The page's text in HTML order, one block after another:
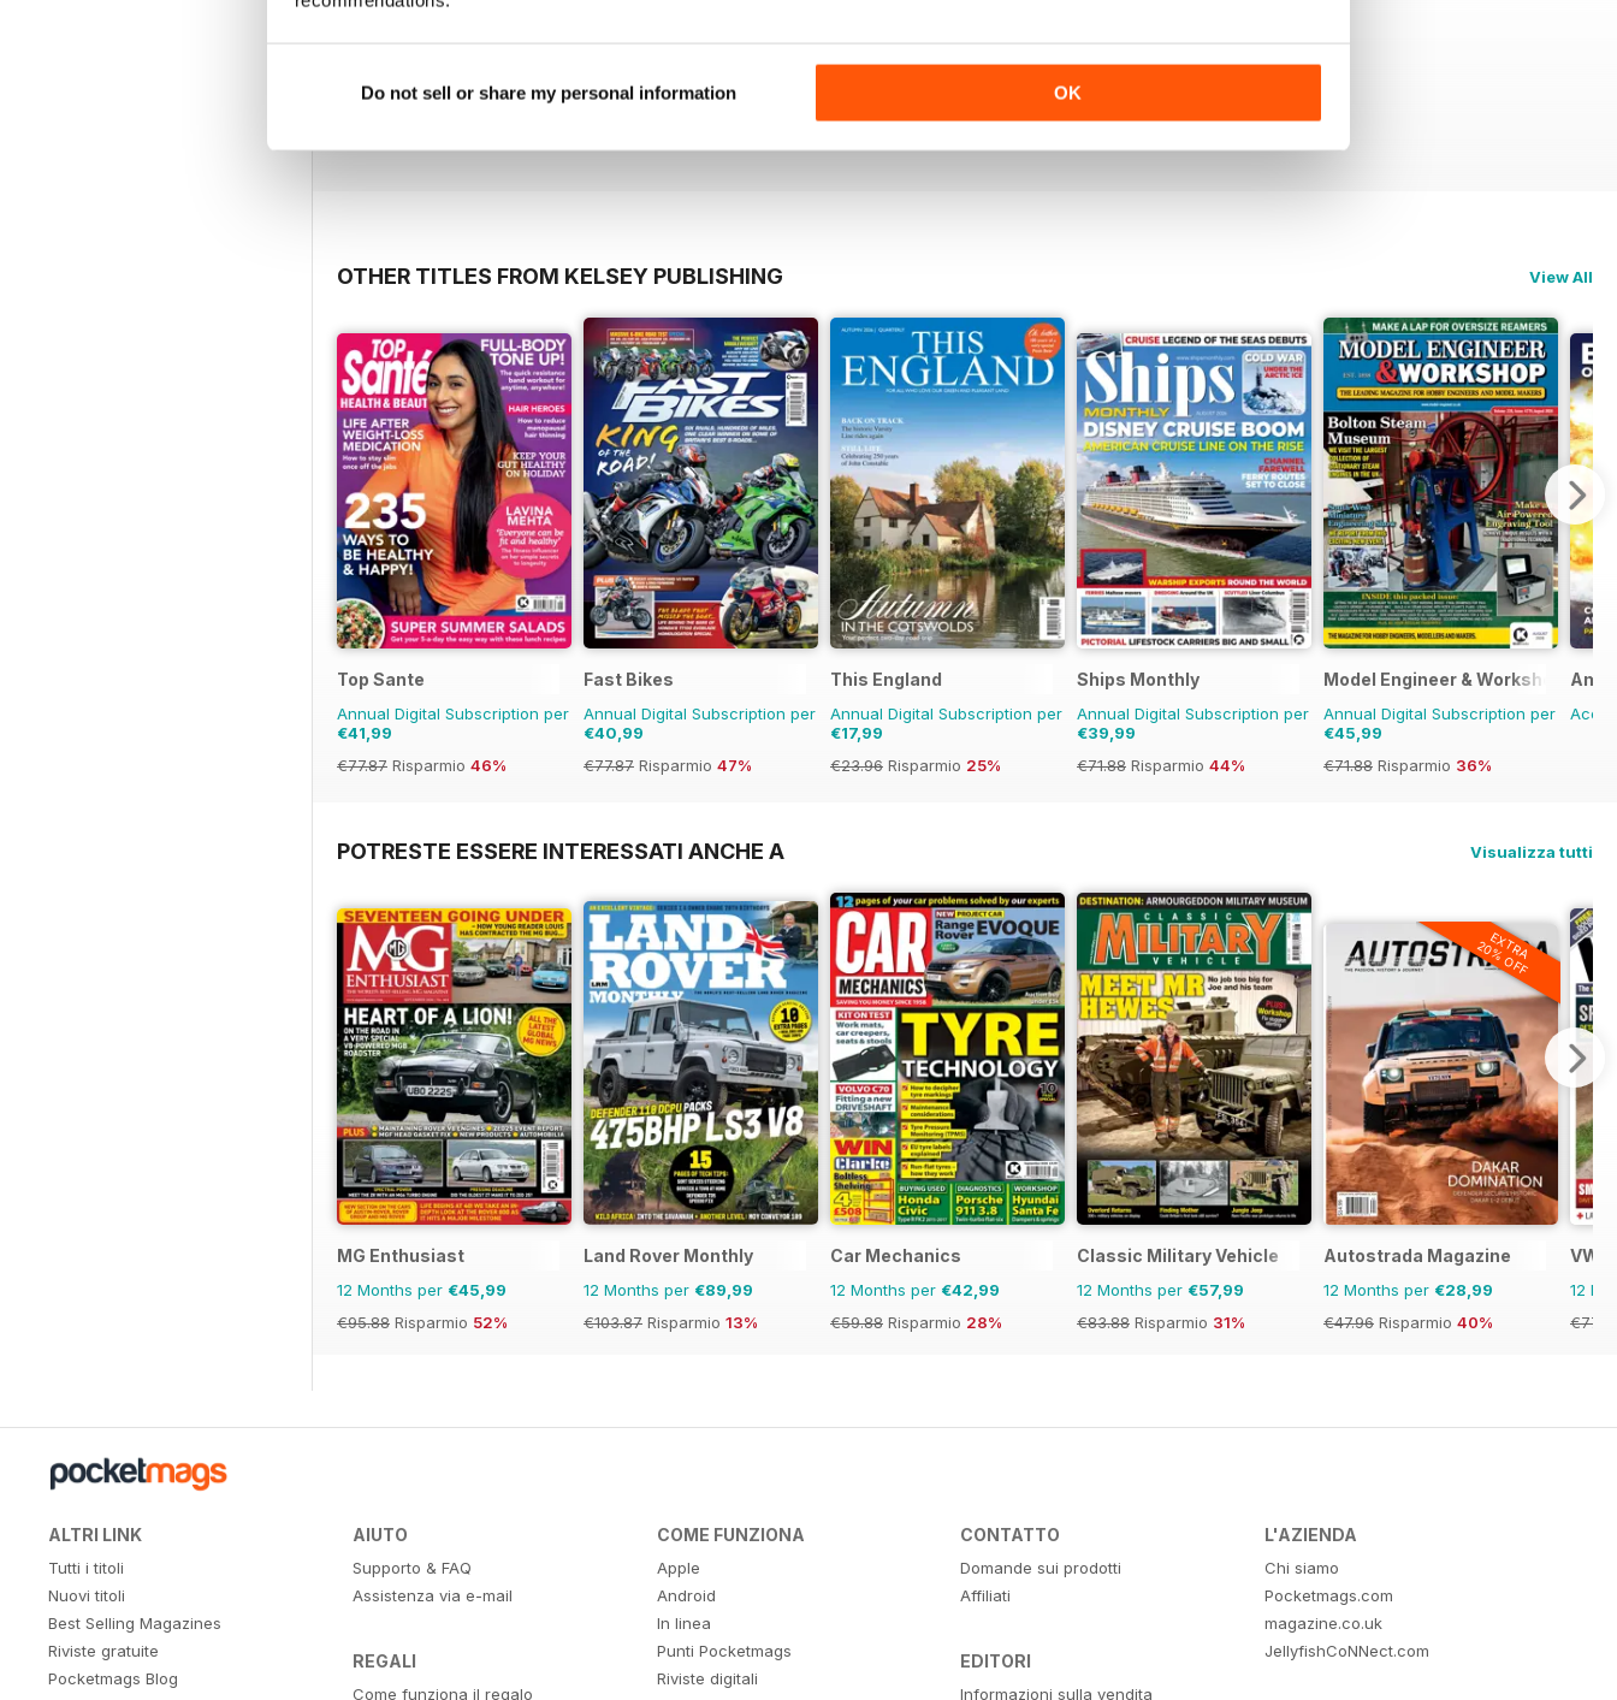
Do not sell or share my personal information OK
Acquista per€10,99
Acquista per€10,99
Issue 1
OTHER TITLES FROM KELSEY PUBLISHING View All
Top Sante
Annual Digital Subscription per
€41,99
€77.87 Risparmio 46%
Fast Bikes
Annual Digital Subscription per
€40,99
€77.87 Risparmio 47%
This England
Annual Digital Subscription per
€17,99
€23.96 Risparmio 25%
Ships Monthly
Annual Digital Subscription per
€39,99
€71.88 Risparmio 44%
Model Engineer & Workshop
Annual Digital Subscription per
€45,99
€71.88 Risparmio 36%
POTRESTE ESSERE INTERESSATI ANCHE A Visualizza tutti
MG Enthusiast
12 Months per €45,99
€95.88 Risparmio 52%
Land Rover Monthly
12 Months per €89,99
€103.87 Risparmio 13%
Car Mechanics
12 Months per €42,99
€59.88 Risparmio 28%
Classic Military Vehicle
12 Months per €57,99
€83.88 Risparmio 31%
EXTRA
20% OFF
Autostrada Magazine
12 Months per €28,99
€47.96 Risparmio 40%
VWt
12
ALTRI LINK
Tutti i titoli
Nuovi titoli
Best Selling Magazines
Riviste gratuite
Pocketmags Blog
AIUTO
Supporto & FAQ
Assistenza via e-mail
REGALI
Come funziona il regalo
COME FUNZIONA
Apple
Android
In linea
Punti Pocketmags
Riviste digitali
CONTATTO
Domande sui prodotti
Affiliati
EDITORI
Informazioni sulla vendita
L'AZIENDA
Chi siamo
Pocketmags.com
magazine.co.uk
JellyfishCoNNect.com